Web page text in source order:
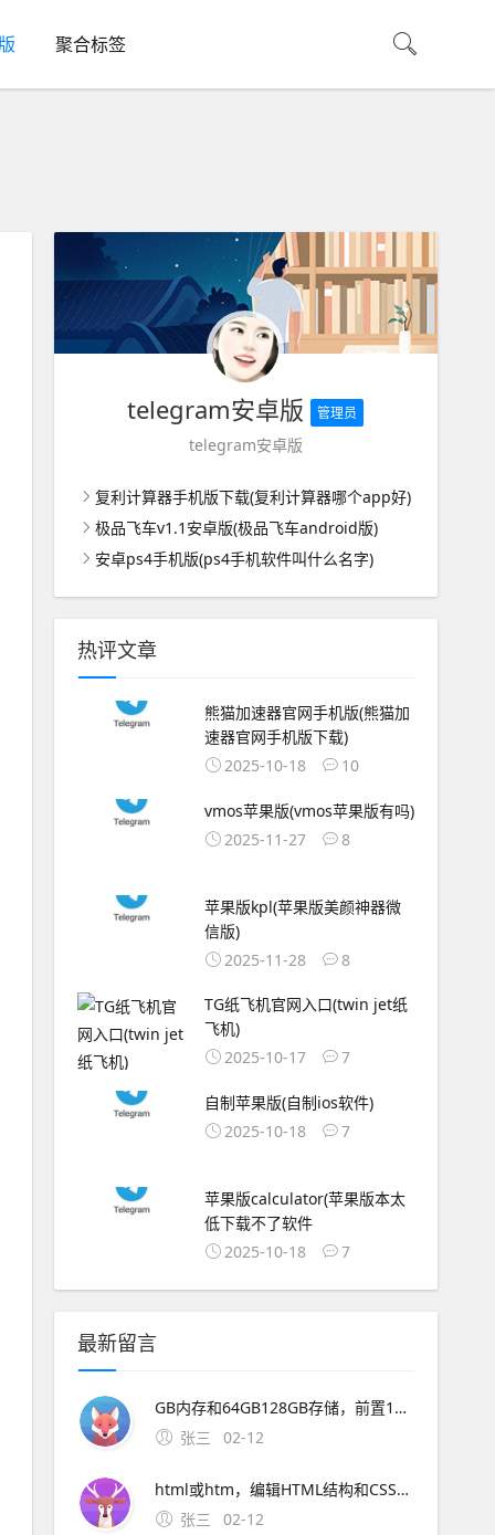
聚合标签
telegram安卓版 管理员
telegram安卓版
复利计算器手机版下载(复利计算器哪个app好)
极品飞车v1.1安卓版(极品飞车android版)
安卓ps4手机版(ps4手机软件叫什么名字)
热评文章
熊猫加速器官网手机版(熊猫加
速器官网手机版下载)
2025-10-18
10
vmos苹果版(vmos苹果版有吗)
2025-11-27
8
苹果版kpl(苹果版美颜神器微
信版)
2025-11-28
8
TG纸飞机官网入口(twin jet纸
飞机)
2025-10-17
7
自制苹果版(自制ios软件)
2025-10-18
7
苹果版calculator(苹果版本太
低下载不了软件
2025-10-18
7
最新留言
GB内存和64GB128GB存储，前置1600万像素定制镜头，电池容量为4000mAh这款新机的上市将进一步丰富魅族的产品线，满足更多消费者。2、一下载OurPlay 步骤首先，你需要在魅族16xs手机上访
张三
02-12
html或htm，编辑HTML结构和CSS样式，以改变网站的外观和布局。
张三
02-12